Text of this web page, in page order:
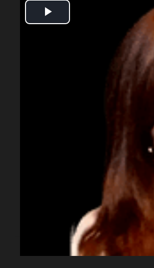
¿Quién es Claudio
Barrelier es el principal
madre de Agostina y
¿Qué reveló la autopsia?
La autopsia indicó que
que su cuerpo fuera
¿Qué papel tienen los
Los abuelos de
querellantes en la
¿Qué se espera en el
Se espera que la
sobre otros